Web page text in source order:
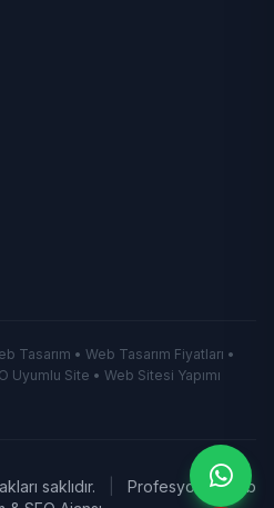
Tasarım • Web Tasarım Fiyatları •
Uyumlu Site • Web Sitesi Yapımı
saklıdır.
Profesyonel Web